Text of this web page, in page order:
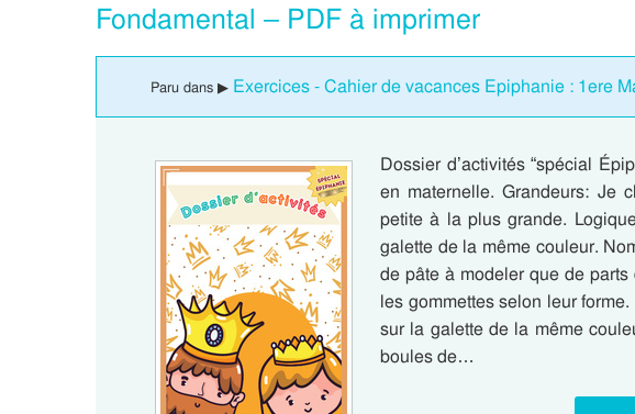
Fondamental – PDF à imprimer
Paru dans ▶ Exercices - Cahier de vacances Epiphanie : 1ere
Dossier d’activités “spécial
en maternelle. Grandeurs: Je
petite à la plus grande.
galette de la même couleur.
de pâte à modeler que de parts
les gommettes selon leur
sur la galette de la même
boules de…